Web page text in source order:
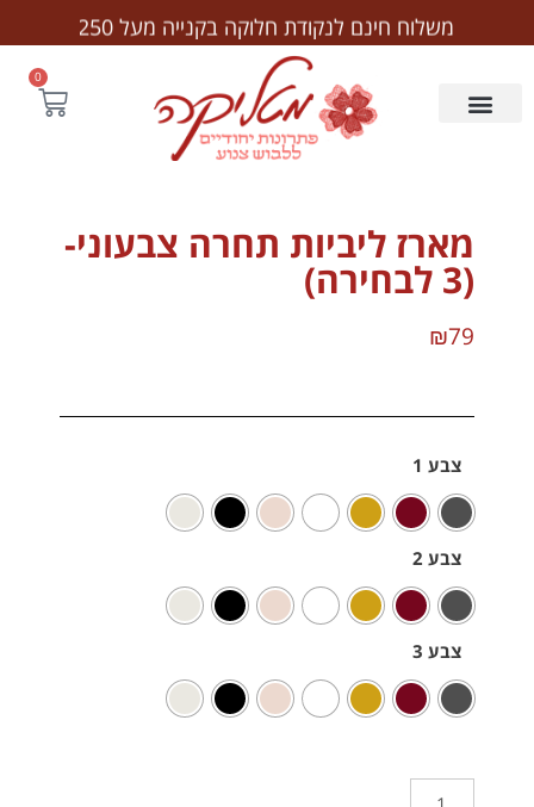
משלוח חינם לנקודת חלוקה בקנייה מעל ₪250
0
מארז ליביות תחרה צבעוני-
(3 לבחירה)
₪79
צבע 1
צבע 2
צבע 3